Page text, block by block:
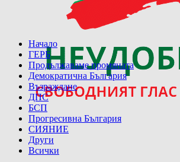
Начало
ГЕРБ
Продължаваме промяната
Демократична България
Възраждане
ДПС
БСП
Прогресивна България
СИЯНИЕ
Други
Всички